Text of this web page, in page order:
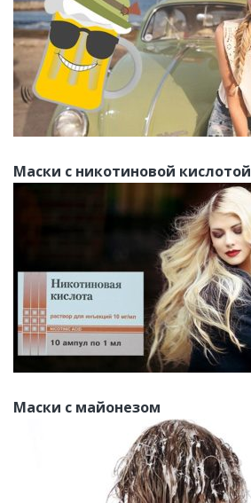
Маски с никотиновой кислотой
Маски с майонезом